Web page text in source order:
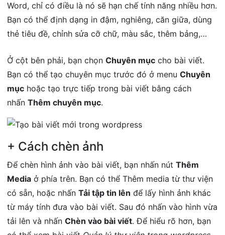
Word, chỉ có điều là nó sẽ hạn chế tính năng nhiều hơn.
Bạn có thể định dạng in đậm, nghiêng, căn giữa, dùng
thẻ tiêu đề, chỉnh sửa cỡ chữ, màu sắc, thêm bảng,…
Ở cột bên phải, bạn chọn Chuyên mục cho bài viết.
Bạn có thể tạo chuyên mục trước đó ở menu Chuyên
mục hoặc tạo trực tiếp trong bài viết bằng cách
nhấn Thêm chuyên mục.
+ Cách chèn ảnh
Để chèn hình ảnh vào bài viết, bạn nhấn nút Thêm
Media ở phía trên. Bạn có thể Thêm media từ thư viện
có sẵn, hoặc nhấn Tải tập tin lên để lấy hình ảnh khác
từ máy tính đưa vào bài viết. Sau đó nhấn vào hình vừa
tải lên và nhấn Chèn vào bài viết. Để hiểu rõ hơn, bạn